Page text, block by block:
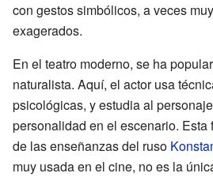
con gestos simbólicos, a veces
exagerados.
En el teatro moderno, se ha
naturalista. Aquí, el actor usa
psicológicas, y estudia al
personalidad en el escenario. Esta
de las enseñanzas del ruso
muy usada en el cine, no es la